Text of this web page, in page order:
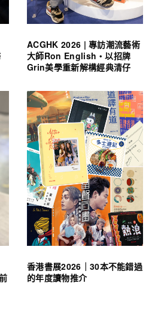
ACGHK 2026 | 專訪潮流藝術
大師Ron English・以招牌
Grin美學重新解構經典清仔
香港書展2026｜30本不能錯過
的年度讀物推介